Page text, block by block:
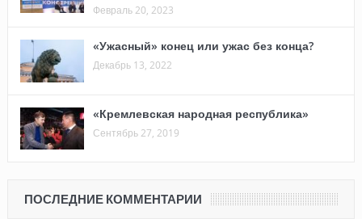
Февраль 20, 2023
«Ужасный» конец или ужас без конца?
Декабрь 13, 2022
«Кремлевская народная республика»
Сентябрь 27, 2019
ПОСЛЕДНИЕ КОММЕНТАРИИ